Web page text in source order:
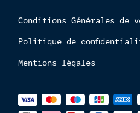
Conditions Générales de
Politique de
Mentions légales
Méthodes
de